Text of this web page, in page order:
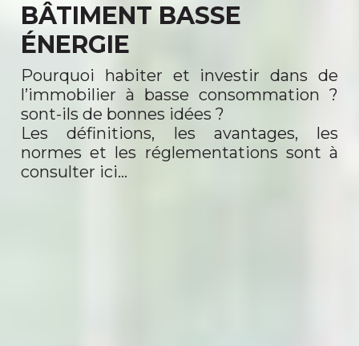
BÂTIMENT BASSE
ÉNERGIE
Pourquoi habiter et investir dans de
l’immobilier à basse consommation ?
sont-ils de bonnes idées ?
Les définitions, les avantages, les
normes et les réglementations sont à
consulter ici…